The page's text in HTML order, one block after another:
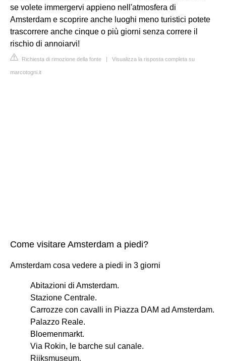
se volete immergervi appieno nell'atmosfera di
Amsterdam e scoprire anche luoghi meno turistici potete
trascorrere anche cinque o più giorni senza correre il
rischio di annoiarvi!
Richiesta di rimozione della fonte | Visualizza la risposta completa su
marcotogni.it
Come visitare Amsterdam a piedi?
Amsterdam cosa vedere a piedi in 3 giorni
Abitazioni di Amsterdam.
Stazione Centrale.
Carrozze con cavalli in Piazza DAM ad Amsterdam.
Palazzo Reale.
Bloemenmarkt.
Via Rokin, le barche sul canale.
Rijksmuseum.